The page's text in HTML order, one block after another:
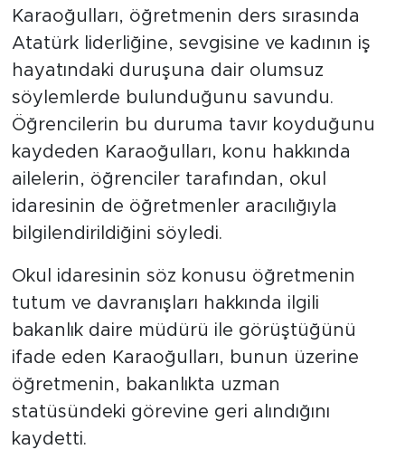
Karaoğulları, öğretmenin ders sırasında
Atatürk liderliğine, sevgisine ve kadının iş
hayatındaki duruşuna dair olumsuz
söylemlerde bulunduğunu savundu.
Öğrencilerin bu duruma tavır koyduğunu
kaydeden Karaoğulları, konu hakkında
ailelerin, öğrenciler tarafından, okul
idaresinin de öğretmenler aracılığıyla
bilgilendirildiğini söyledi.
Okul idaresinin söz konusu öğretmenin
tutum ve davranışları hakkında ilgili
bakanlık daire müdürü ile görüştüğünü
ifade eden Karaoğulları, bunun üzerine
öğretmenin, bakanlıkta uzman
statüsündeki görevine geri alındığını
kaydetti.